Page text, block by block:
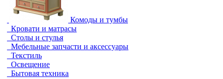
Комоды и тумбы
Кровати и матрасы
Столы и стулья
Мебельные запчасти и аксессуары
Текстиль
Освещение
Бытовая техника